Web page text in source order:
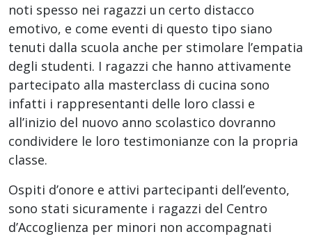
noti spesso nei ragazzi un certo distacco
emotivo, e come eventi di questo tipo siano
tenuti dalla scuola anche per stimolare l’empatia
degli studenti. I ragazzi che hanno attivamente
partecipato alla masterclass di cucina sono
infatti i rappresentanti delle loro classi e
all’inizio del nuovo anno scolastico dovranno
condividere le loro testimonianze con la propria
classe.
Ospiti d’onore e attivi partecipanti dell’evento,
sono stati sicuramente i ragazzi del Centro
d’Accoglienza per minori non accompagnati